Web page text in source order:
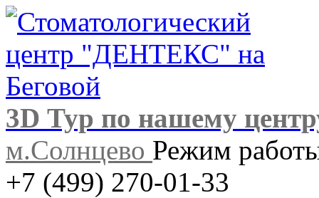
3D Тур по нашему
м.Солнцево Режим
+7 (499) 270-01-33